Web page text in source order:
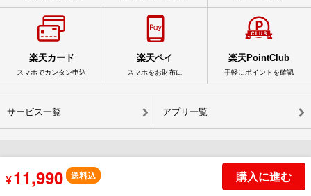
¥11,990 送料込 購入に進む
楽天カード
スマホでカンタン申込
楽天ペイ
スマホをお財布に
楽天PointClub
手軽にポイントを確認
サービス一覧 アプリ一覧